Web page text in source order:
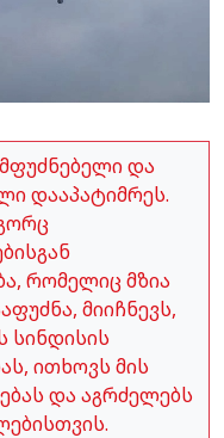
და
დააპატიმრეს.
რომელიც მზია
მიიჩნევს,
სინდისის
ითხოვს მის
და აგრძელებს